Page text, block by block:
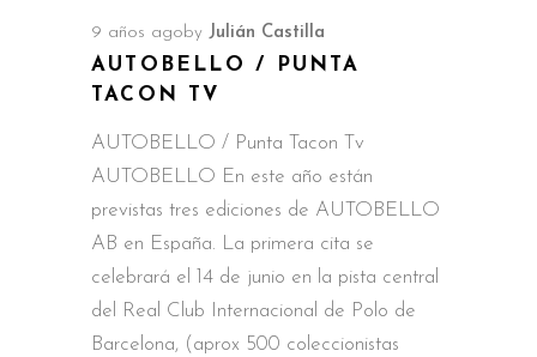
9 años agoby Julián Castilla
AUTOBELLO / PUNTA
TACON TV
AUTOBELLO / Punta Tacon Tv
AUTOBELLO En este año están
previstas tres ediciones de AUTOBELLO
AB en España. La primera cita se
celebrará el 14 de junio en la pista central
del Real Club Internacional de Polo de
Barcelona, (aprox 500 coleccionistas